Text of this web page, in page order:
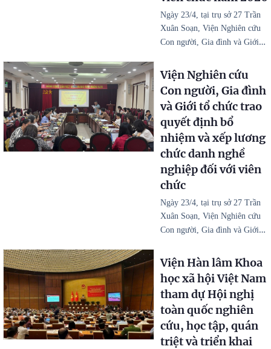
Ngày 23/4, tại trụ sở 27 Trần
Xuân Soạn, Viện Nghiên cứu
Con người, Gia đình và Giới…
Viện Nghiên cứu
Con người, Gia đình
và Giới tổ chức trao
quyết định bổ
nhiệm và xếp lương
chức danh nghề
nghiệp đối với viên
chức
Ngày 23/4, tại trụ sở 27 Trần
Xuân Soạn, Viện Nghiên cứu
Con người, Gia đình và Giới…
Viện Hàn lâm Khoa
học xã hội Việt Nam
tham dự Hội nghị
toàn quốc nghiên
cứu, học tập, quán
triệt và triển khai